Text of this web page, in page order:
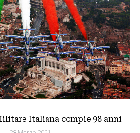
Italiana compie 98 anni